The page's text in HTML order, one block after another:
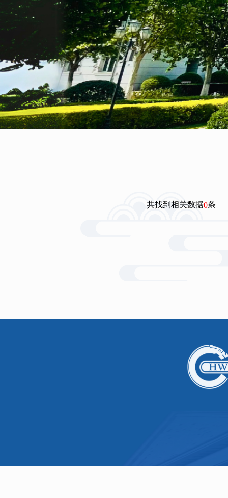
共找到相关数据0条